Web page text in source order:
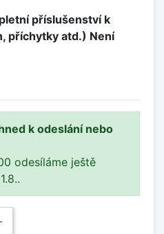
příslušenství k
příchytky atd.) Není
k odeslání nebo
odesíláme ještě